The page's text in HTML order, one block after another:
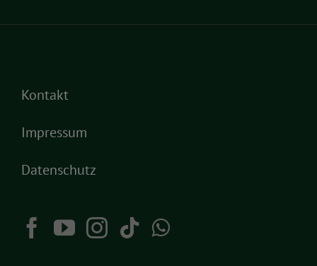
Kontakt
Impressum
Datenschutz